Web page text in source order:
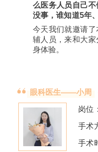
么医务人员自己
没事，谁知道5年
今天我们就邀请
辅人员，来和大
身体验。
眼科医生——小周
岗位
手术
手术